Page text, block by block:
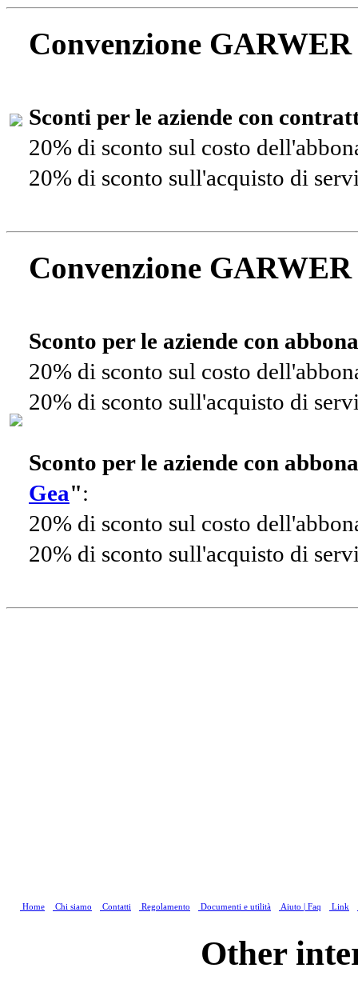
Convenzione
Sconti per le aziende con
20% di sconto sul costo
20% di sconto sull'acquisto di
Convenzione
Sconto per le aziende con
20% di sconto sul costo
20% di sconto sull'acquisto di
Sconto per le aziende con
Gea":
20% di sconto sul costo
20% di sconto sull'acquisto di
Home Chi siamo Contatti Regolamento Documenti e utilità Aiuto | Faq Link
Other